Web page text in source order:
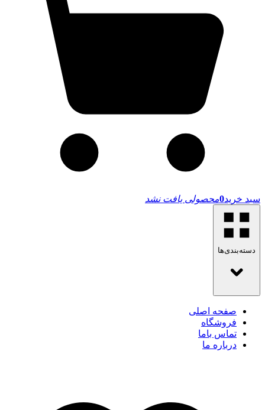
سبد خرید0محصولی یافت نشد
دسته‌بندی‌ها
صفحه اصلی
فروشگاه
تماس باما
درباره ما